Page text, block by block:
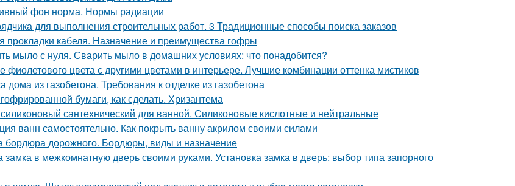
фон норма. Нормы радиации
для выполнения строительных работ. 3 Традиционные способы поиска заказов
прокладки кабеля. Назначение и преимущества гофры
мыло с нуля. Сварить мыло в домашних условиях: что понадобится?
фиолетового цвета с другими цветами в интерьере. Лучшие комбинации оттенка мистиков
дома из газобетона. Требования к отделке из газобетона
бумаги, как сделать. Хризантема
сантехнический для ванной. Силиконовые кислотные и нейтральные
ванн самостоятельно. Как покрыть ванну акрилом своими силами
бордюра дорожного. Бордюры, виды и назначение
замка в межкомнатную дверь своими руками. Установка замка в дверь: выбор типа запорного